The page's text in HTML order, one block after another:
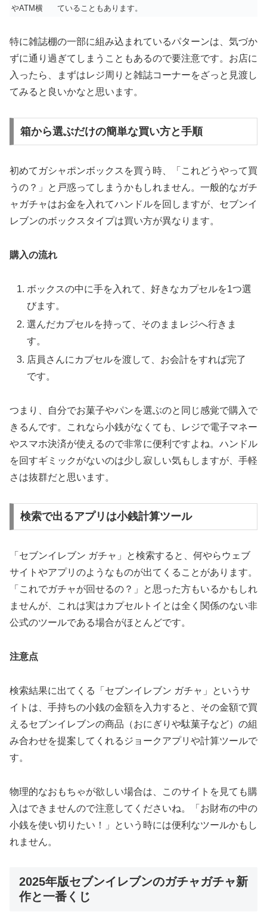
やATM横
ていることもあります。
特に雑誌棚の一部に組み込まれているパターンは、気づか
ずに通り過ぎてしまうこともあるので要注意です。お店に
入ったら、まずはレジ周りと雑誌コーナーをざっと見渡し
てみると良いかなと思います。
箱から選ぶだけの簡単な買い方と手順
初めてガシャポンボックスを買う時、「これどうやって買
うの？」と戸惑ってしまうかもしれません。一般的なガチ
ャガチャはお金を入れてハンドルを回しますが、セブンイ
レブンのボックスタイプは買い方が異なります。
購入の流れ
ボックスの中に手を入れて、好きなカプセルを1つ選
びます。
選んだカプセルを持って、そのままレジへ行きま
す。
店員さんにカプセルを渡して、お会計をすれば完了
です。
つまり、
自分でお菓子やパンを選ぶのと同じ感覚で購入で
きる んです。これなら小銭がなくても、レジで電子マネー
やスマホ決済が使えるので非常に便利ですよね。ハンドル
を回すギミックがないのは少し寂しい気もしますが、手軽
さは抜群だと思います。
検索で出るアプリは小銭計算ツール
「セブンイレブン ガチャ」と検索すると、何やらウェブ
サイトやアプリのようなものが出てくることがあります。
「これでガチャが回せるの？」と思った方もいるかもしれ
ませんが、これは実はカプセルトイとは全く関係のない非
公式のツールである場合がほとんどです。
注意点
検索結果に出てくる「セブンイレブン ガチャ」というサ
イトは、手持ちの小銭の金額を入力すると、その金額で買
えるセブンイレブンの商品（おにぎりや駄菓子など）の組
み合わせを提案してくれるジョークアプリや計算ツールで
す。
物理的なおもちゃが欲しい場合は、このサイトを見ても購
入はできませんので注意してくださいね。「お財布の中の
小銭を使い切りたい！」という時には便利なツールかもし
れません。
2025年版セブンイレブンのガチャガチャ新
作と一番くじ